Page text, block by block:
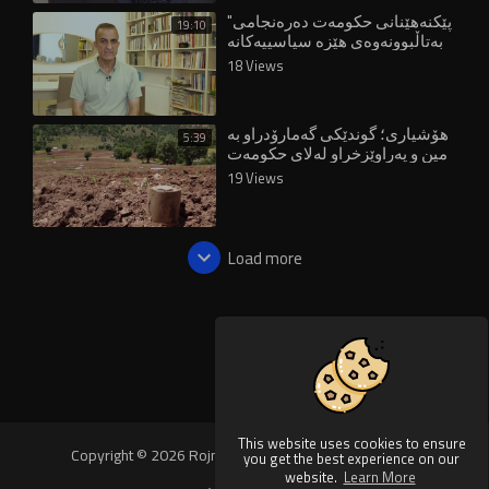
This website uses cookies to ensure
you get the best experience on our
website. Learn More
19:10 "پێکنەهێنانی حکومەت دەرەنجامی
بەتاڵبوونەوەی هێزە سیاسییەکانە
18 Views
5:39 هۆشیاری؛ گوندێكی گەمارۆدراو بە
مین و پەراوێزخراو لەلای حکومەت
19 Views
Load more
Copyright © 2026 Rojnews Video. All rights reserved.